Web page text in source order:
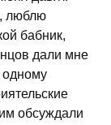
люблю
бабник,
дали мне
одному
обсуждали